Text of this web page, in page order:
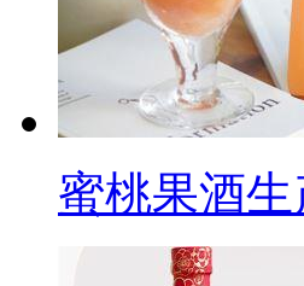
蜜桃果酒